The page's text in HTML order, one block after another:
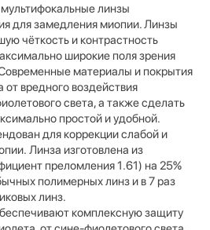
линзы
для замедления миопии. Линзы
чёткость и контрастность
широкие поля зрения
Современные материалы и покрытия
от вредного воздействия
света, а также сделать
простой и удобной.
для коррекции слабой и
Линза изготовлена из
преломления 1.61) на 25%
полимерных линз и в 7 раз
линз.
комплексную защиту